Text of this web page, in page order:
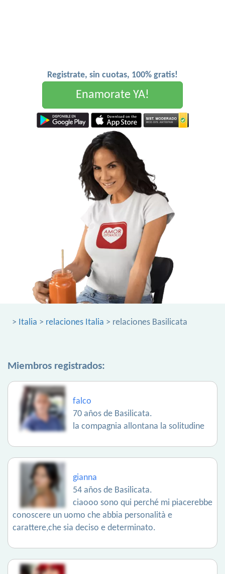
Registrate, sin cuotas, 100% gratis!
Enamorate YA!
> Italia > relaciones Italia > relaciones Basilicata
Miembros registrados:
falco
70 años de Basilicata.
la compagnia allontana la solitudine
gianna
54 años de Basilicata.
ciaooo sono qui perché mi piacerebbe
conoscere un uomo che abbia personalità e
carattere,che sia deciso e determinato.